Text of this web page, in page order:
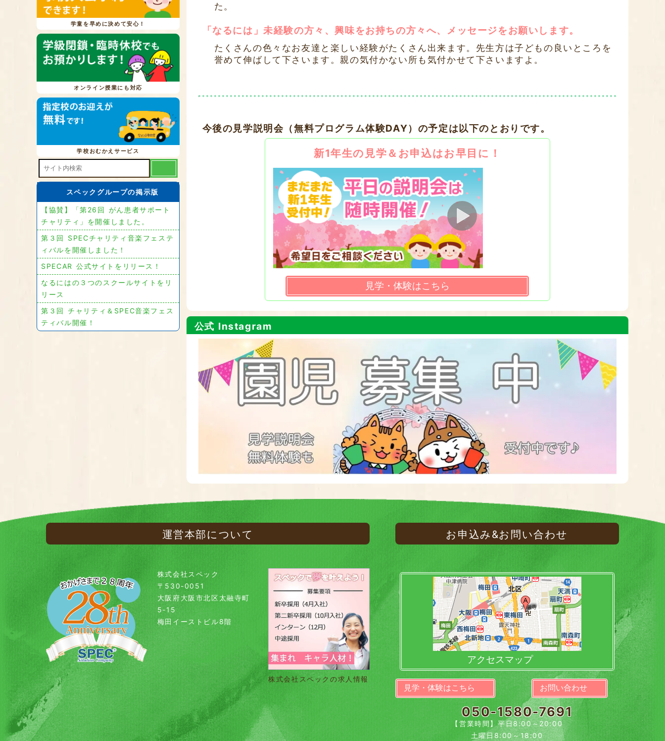
た。
「なるには」未経験の方々、興味をお持ちの方々へ、メッセージをお願いします。
たくさんの色々なお友達と楽しい経験がたくさん出来ます。先生方は子どもの良いところを
誉めて伸ばして下さいます。親の気付かない所も気付かせて下さいますよ。
今後の見学説明会（無料プログラム体験DAY）の予定は以下のとおりです。
新1年生の見学＆お申込はお早目に！
見学・体験はこちら
公式 Instagram
学童を早めに決めて安心！
オンライン授業にも対応
学校おむかえサービス
スペックグループの掲示版
【協賛】「第26回 がん患者サポート
チャリティ」を開催しました。
第３回 SPECチャリティ音楽フェステ
ィバルを開催しました！
SPECAR 公式サイトをリリース！
なるにはの３つのスクールサイトをリ
リース
第３回 チャリティ＆SPEC音楽フェス
ティバル開催！
運営本部について
株式会社スペック
〒530-0051
大阪府大阪市北区太融寺町
5-15
梅田イーストビル8階
株式会社スペックの求人情報
お申込み&お問い合わせ
アクセスマップ
見学・体験はこちら お問い合わせ
050-1580-7691
【営業時間】平日8:00～20:00
土曜日8:00～18:00